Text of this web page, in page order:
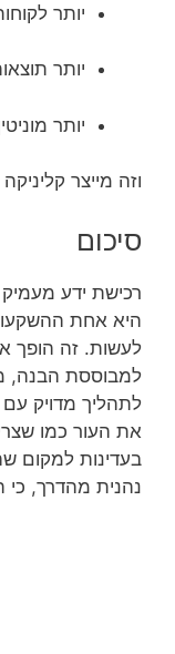
יותר
יותר
יותר
וזה מייצר
סיכום
רכישת ידע מעמיק
היא אחת
לעשות. זה הופך
למבוססת הבנה,
לתהליך מדויק
את העור כמו
בעדינות למקום
נהנית מהדרך, כי